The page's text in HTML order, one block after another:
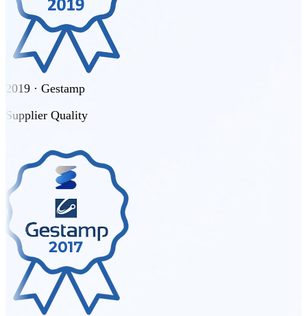
2019 · Gestamp
Supplier Quality